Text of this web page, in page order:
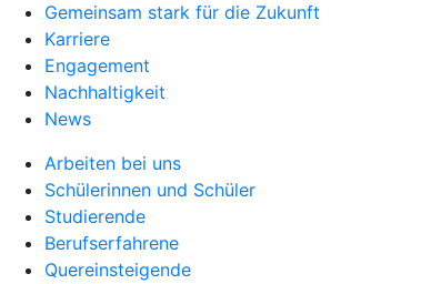
Gemeinsam stark für die Zukunft
Karriere
Engagement
Nachhaltigkeit
News
Arbeiten bei uns
Schülerinnen und Schüler
Studierende
Berufserfahrene
Quereinsteigende